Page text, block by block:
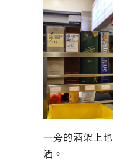
一旁的酒架上
酒。